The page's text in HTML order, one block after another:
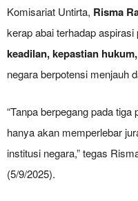
Komisariat Untirta, Risma
kerap abai terhadap
keadilan, kepastian
negara berpotensi menjauh
“Tanpa berpegang pada
hanya akan memperlebar
institusi negara,” tegas
(5/9/2025).